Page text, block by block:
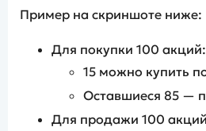
Пример на скриншоте ниже:
Для покупки 100 акций:
15 можно купить
Оставшиеся 85 —
Для продажи 100